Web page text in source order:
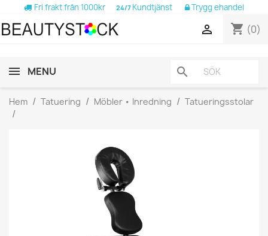
Fri frakt från 1000kr 24/7 Kundtjänst Trygg ehandel
shopping_cart (0)

MENU search
Hem Tatuering Möbler • Inredning Tatueringsstolar